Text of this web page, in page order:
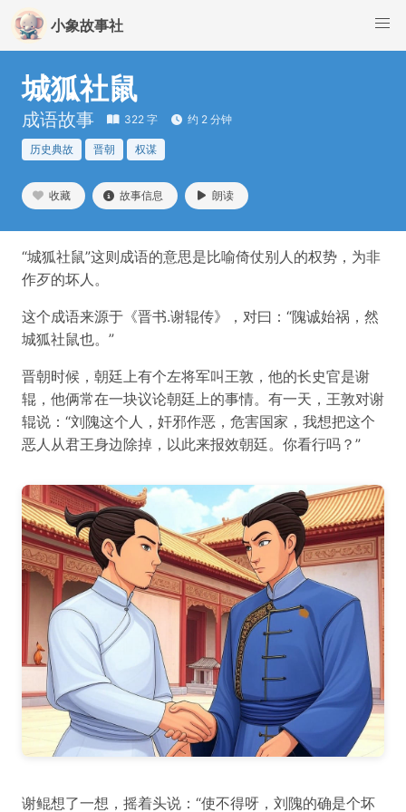
小象故事社
城狐社鼠
成语故事 322 字 约 2 分钟
历史典故 晋朝 权谋
收藏 故事信息 朗读
“城狐社鼠”这则成语的意思是比喻倚仗别人的权势，为非
作歹的坏人。
这个成语来源于《晋书.谢辊传》，对曰：“隗诚始祸，然
城狐社鼠也。”
晋朝时候，朝廷上有个左将军叫王敦，他的长史官是谢
辊，他俩常在一块议论朝廷上的事情。有一天，王敦对谢
辊说：“刘隗这个人，奸邪作恶，危害国家，我想把这个
恶人从君王身边除掉，以此来报效朝廷。你看行吗？”
谢鲲想了一想，摇着头说：“使不得呀，刘隗的确是个坏